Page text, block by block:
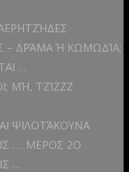
– ΔΡΆΜΑ Ή ΚΩΜΩΔΊΑ;
…
ΜΉ, ΤΖΊΖΖΖ
ΨΙΛΟΤΆΚΟΥΝΑ
…. ΜΕΡΟΣ 2Ο
…